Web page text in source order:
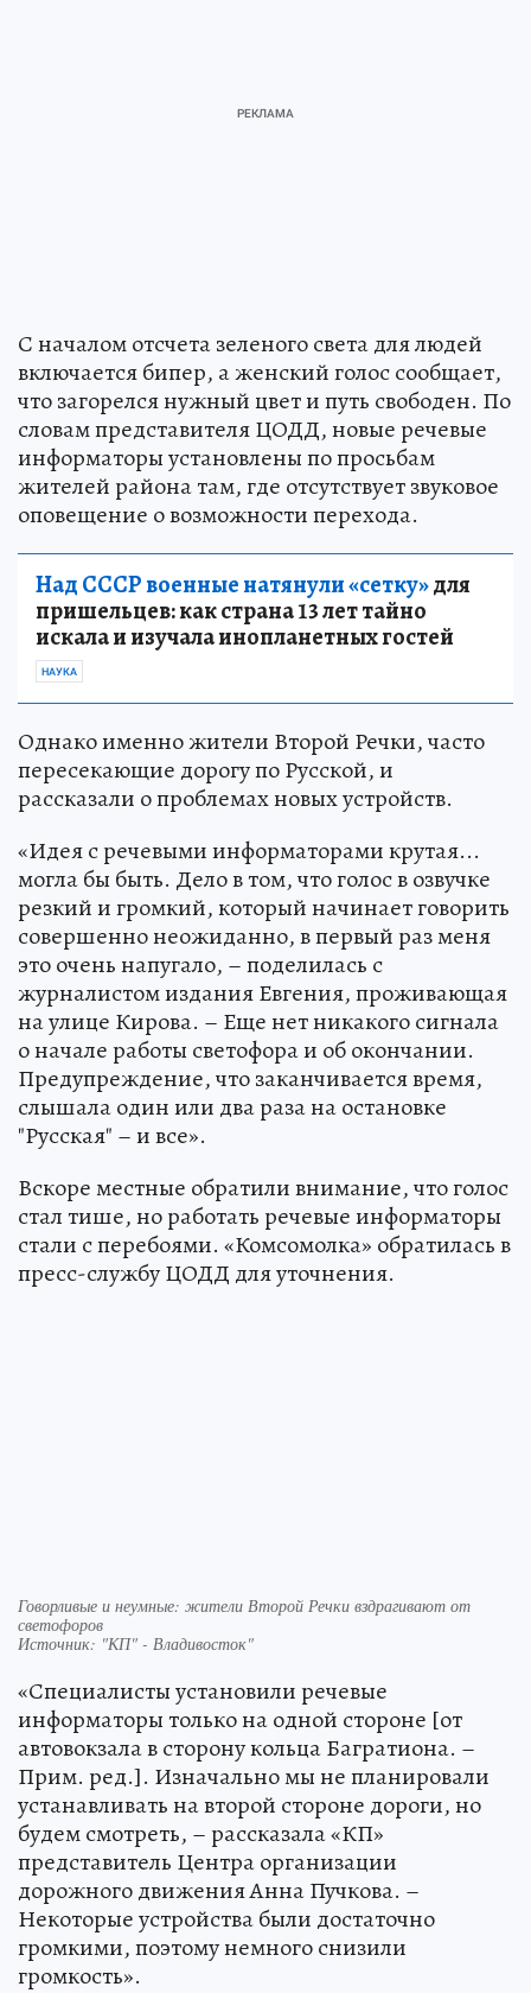
С началом отсчета зеленого света для людей
включается бипер, а женский голос сообщает,
что загорелся нужный цвет и путь свободен. По
словам представителя ЦОДД, новые речевые
информаторы установлены по просьбам
жителей района там, где отсутствует звуковое
оповещение о возможности перехода.
Над СССР военные натянули «сетку»для
пришельцев: как страна 13 лет тайно
искала и изучала инопланетных гостей
НАУКА
Однако именно жители Второй Речки, часто
пересекающие дорогу по Русской, и
рассказали о проблемах новых устройств.
«Идея с речевыми информаторами крутая...
могла бы быть. Дело в том, что голос в озвучке
резкий и громкий, который начинает говорить
совершенно неожиданно, в первый раз меня
это очень напугало, – поделилась с
журналистом издания Евгения, проживающая
на улице Кирова. – Еще нет никакого сигнала
о начале работы светофора и об окончании.
Предупреждение, что заканчивается время,
слышала один или два раза на остановке
"Русская" – и все».
Вскоре местные обратили внимание, что голос
стал тише, но работать речевые информаторы
стали с перебоями. «Комсомолка» обратилась в
пресс-службу ЦОДД для уточнения.
Говорливые и неумные: жители Второй Речки вздрагивают от
светофоров
Источник: "КП" - Владивосток"
«Специалисты установили речевые
информаторы только на одной стороне [от
автовокзала в сторону кольца Багратиона. –
Прим. ред.]. Изначально мы не планировали
устанавливать на второй стороне дороги, но
будем смотреть, – рассказала «КП»
представитель Центра организации
дорожного движения Анна Пучкова. –
Некоторые устройства были достаточно
громкими, поэтому немного снизили
громкость».